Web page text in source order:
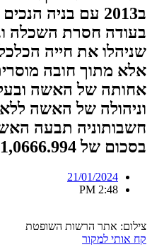
ב2013 עם בניה
בעודה חסרת השכלה
שניהלו את חייה
אלא מתוך חובה
אחותה של האשה
וניהולה של האשה
חשבותוניה תבעה
בסכום של 1,0666.994 ₪.
21/01/2024
2:48 PM
צילום: אתר הרשות השופטת
קח אותי למקור